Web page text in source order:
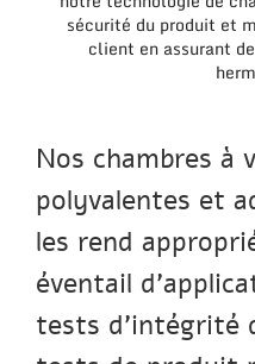
sécurité du produit et
client en assurant
Nos chambres à
polyvalentes et
les rend
éventail
tests d’intégrité